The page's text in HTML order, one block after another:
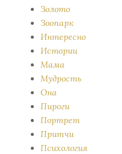
Золото
Зоопарк
Интересно
Истории
Мама
Мудрость
Она
Пироги
Портрет
Притчи
Психология